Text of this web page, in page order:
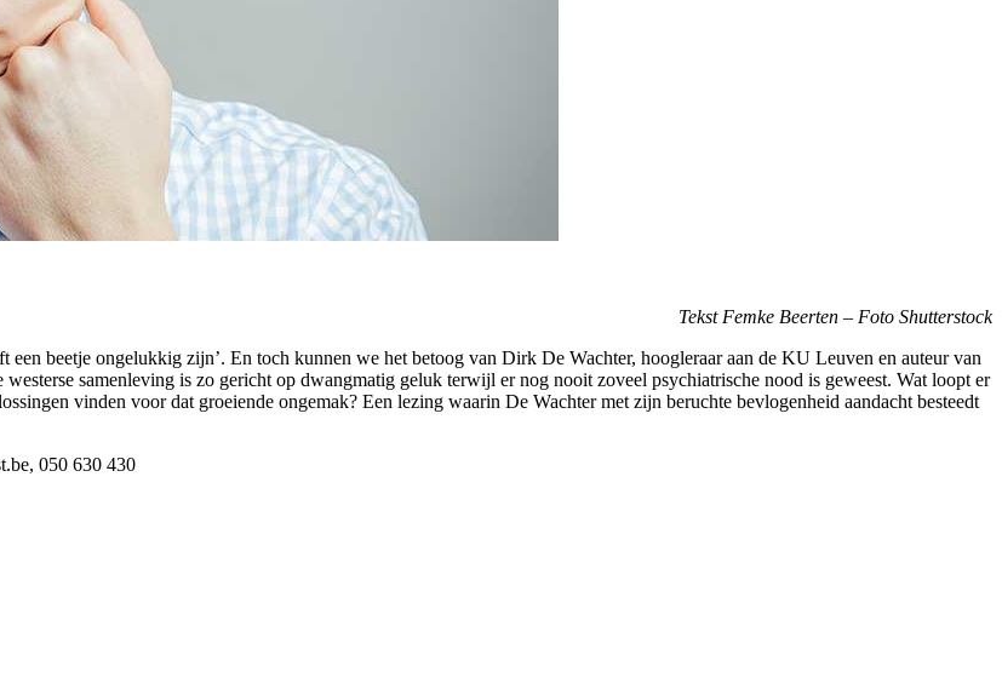
Tekst Femke Beerten – Foto Shutterstock
beetje ongelukkig zijn’. En toch kunnen we het betoog van Dirk De Wachter, hoogleraar aan de KU Leuven en auteur van
samenleving is zo gericht op dwangmatig geluk terwijl er nog nooit zoveel psychiatrische nood is geweest. Wat loopt er
vinden voor dat groeiende ongemak? Een lezing waarin De Wachter met zijn beruchte bevlogenheid aandacht besteedt
050 630 430